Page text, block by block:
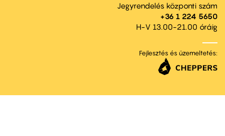
Jegyrendelés központi szám
+36 1 224 5650
H-V 13.00-21.00 óráig
Fejlesztés és üzemeltetés: